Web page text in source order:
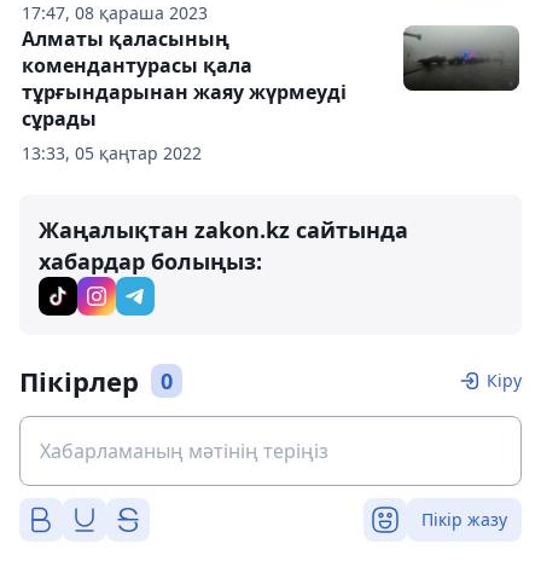
17:47, 08 қараша 2023
13:33, 05 қаңтар 2022
Алматы қаласының
комендантурасы қала
тұрғындарынан жаяу жүрмеуді
сұрады
Жаңалықтан zakon.kz сайтында
хабардар болыңыз:
Пікірлер 0 Кіру
Пікір жазу